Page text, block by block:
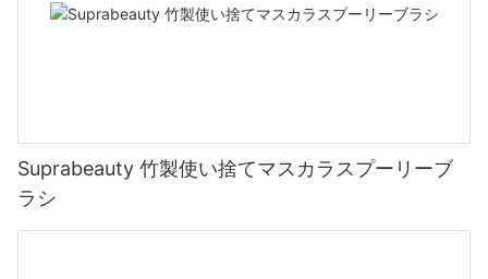
Suprabeauty 竹製使い捨てマスカラスプーリーブ
ラシ